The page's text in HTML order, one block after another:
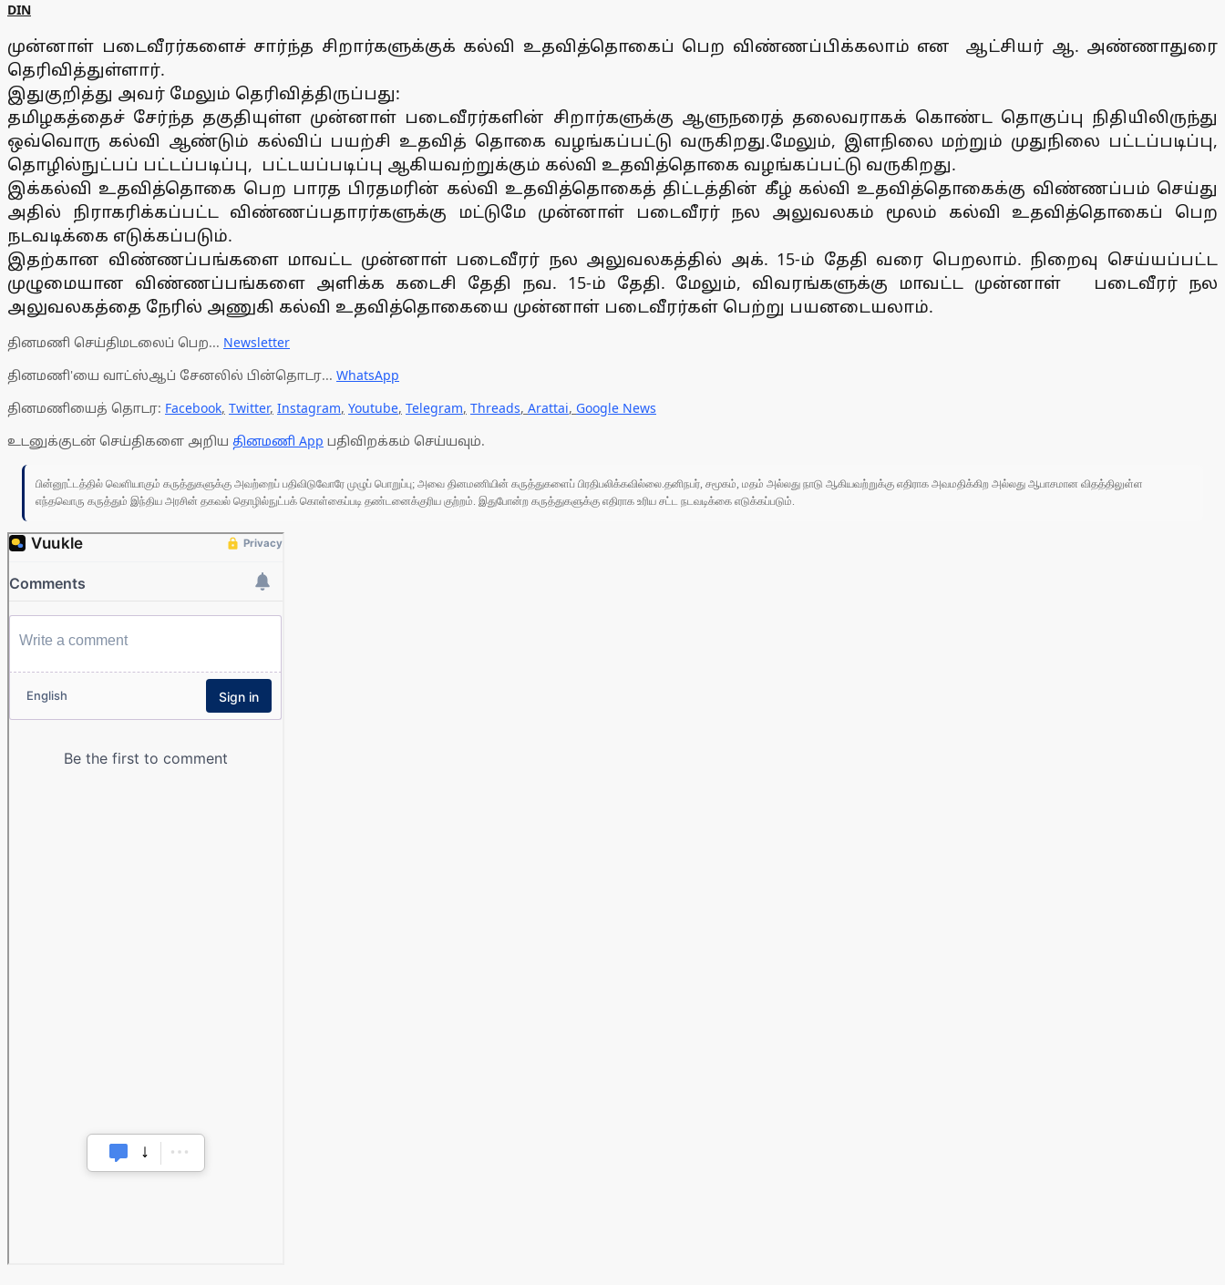
DIN
முன்னாள் படைவீரர்களைச் சார்ந்த சிறார்களுக்குக் கல்வி உதவித்தொகைப் பெற விண்ணப்பிக்கலாம் என ஆட்சியர் ஆ. அண்ணாதுரை
தெரிவித்துள்ளார்.
இதுகுறித்து அவர் மேலும் தெரிவித்திருப்பது:
தமிழகத்தைச் சேர்ந்த தகுதியுள்ள முன்னாள் படைவீரர்களின் சிறார்களுக்கு ஆளுநரைத் தலைவராகக் கொண்ட தொகுப்பு நிதியிலிருந்து
ஒவ்வொரு கல்வி ஆண்டும் கல்விப் பயற்சி உதவித் தொகை வழங்கப்பட்டு வருகிறது.மேலும், இளநிலை மற்றும் முதுநிலை பட்டப்படிப்பு,
தொழில்நுட்பப் பட்டப்படிப்பு, பட்டயப்படிப்பு ஆகியவற்றுக்கும் கல்வி உதவித்தொகை வழங்கப்பட்டு வருகிறது.
இக்கல்வி உதவித்தொகை பெற பாரத பிரதமரின் கல்வி உதவித்தொகைத் திட்டத்தின் கீழ் கல்வி உதவித்தொகைக்கு விண்ணப்பம் செய்து
அதில் நிராகரிக்கப்பட்ட விண்ணப்பதாரர்களுக்கு மட்டுமே முன்னாள் படைவீரர் நல அலுவலகம் மூலம் கல்வி உதவித்தொகைப் பெற
நடவடிக்கை எடுக்கப்படும்.
இதற்கான விண்ணப்பங்களை மாவட்ட முன்னாள் படைவீரர் நல அலுவலகத்தில் அக். 15-ம் தேதி வரை பெறலாம். நிறைவு செய்யப்பட்ட
முழுமையான விண்ணப்பங்களை அளிக்க கடைசி தேதி நவ. 15-ம் தேதி. மேலும், விவரங்களுக்கு மாவட்ட முன்னாள் படைவீரர் நல
அலுவலகத்தை நேரில் அணுகி கல்வி உதவித்தொகையை முன்னாள் படைவீரர்கள் பெற்று பயனடையலாம்.
தினமணி செய்திமடலைப் பெற... Newsletter
தினமணி'யை வாட்ஸ்ஆப் சேனலில் பின்தொடர... WhatsApp
தினமணியைத் தொடர: Facebook, Twitter, Instagram, Youtube, Telegram, Threads, Arattai, Google News
உடனுக்குடன் செய்திகளை அறிய தினமணி App பதிவிறக்கம் செய்யவும்.
பின்னூட்டத்தில் வெளியாகும் கருத்துகளுக்கு அவற்றைப் பதிவிடுவோரே முழுப் பொறுப்பு; அவை தினமணியின் கருத்துகளைப் பிரதிபலிக்கவில்லை.தனிநபர், சமூகம், மதம் அல்லது நாடு ஆகியவற்றுக்கு எதிராக அவமதிக்கிற அல்லது ஆபாசமான விதத்திலுள்ள
எந்தவொரு கருத்தும் இந்திய அரசின் தகவல் தொழில்நுட்பக் கொள்கைப்படி தண்டனைக்குரிய குற்றம். இதுபோன்ற கருத்துகளுக்கு எதிராக உரிய சட்ட நடவடிக்கை எடுக்கப்படும்.